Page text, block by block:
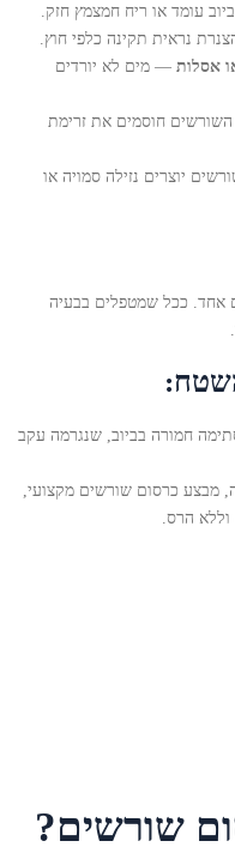
עומד או ריח חמצמץ חזק.
נראית תקינה כלפי חוץ.
אסלות — מים לא יורדים
חוסמים את זרימת
יוצרים נזילה סמויה או
אחד. ככל שמטפלים בבעיה
חמורה בביוב, שנגרמה עקב
מבצע כרסום שורשים מקצועי,
הרס.
שורשים?